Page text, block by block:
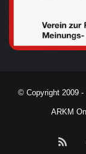
© Copyright 2009
ARKM